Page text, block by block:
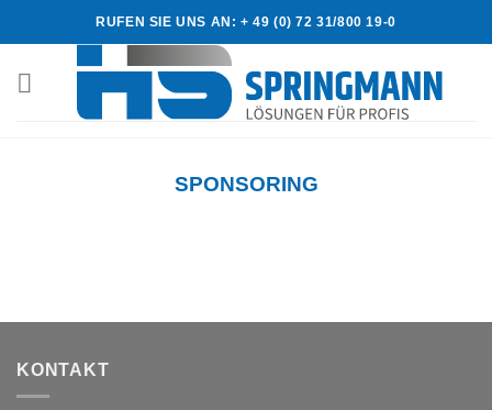
to
RUFEN SIE UNS AN: + 49 (0) 72 31/800 19-0
SPONSORING
KONTAKT